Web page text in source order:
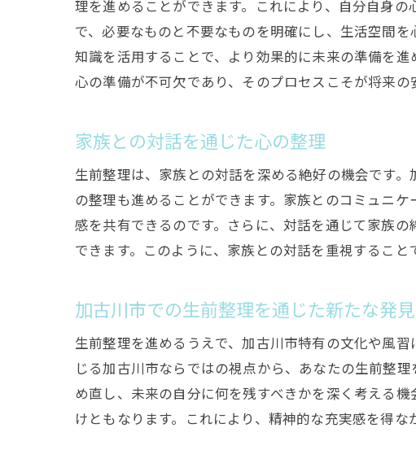
理を進めることができます。これにより、自分自身
で、必要なものと不要なものを明確にし、生活空間
知識を活用することで、より効果的に未来の準備を
心の準備が不可欠であり、そのプロセスこそが将来の
家族との対話を通じた心の整理
生前整理は、家族との対話を深める絶好の機会です
の整理も進めることができます。家族とのコミュニ
感を共有できるのです。さらに、対話を通じて家族
できます。このように、家族との対話を重視するこ
加古川市での生前整理を通じた新たな発見
生前整理を進めるうえで、加古川市特有の文化や風
じる加古川市ならではの視点から、あなたの生前整
め直し、未来の自分に何を残すべきかを深く考える
けともなります。これにより、精神的な充実感を得